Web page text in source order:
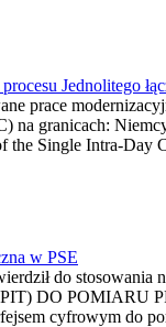
Jednolitego
prace
na granicach:
the Single Intra-Day
w PSE
do
DO POMIARU
cyfrowym do